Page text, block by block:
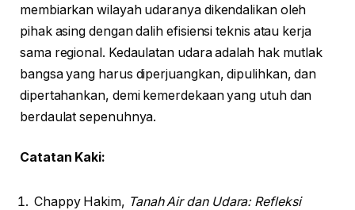
membiarkan wilayah udaranya dikendalikan oleh
pihak asing dengan dalih efisiensi teknis atau kerja
sama regional. Kedaulatan udara adalah hak mutlak
bangsa yang harus diperjuangkan, dipulihkan, dan
dipertahankan, demi kemerdekaan yang utuh dan
berdaulat sepenuhnya.
Catatan Kaki:
Chappy Hakim, Tanah Air dan Udara: Refleksi